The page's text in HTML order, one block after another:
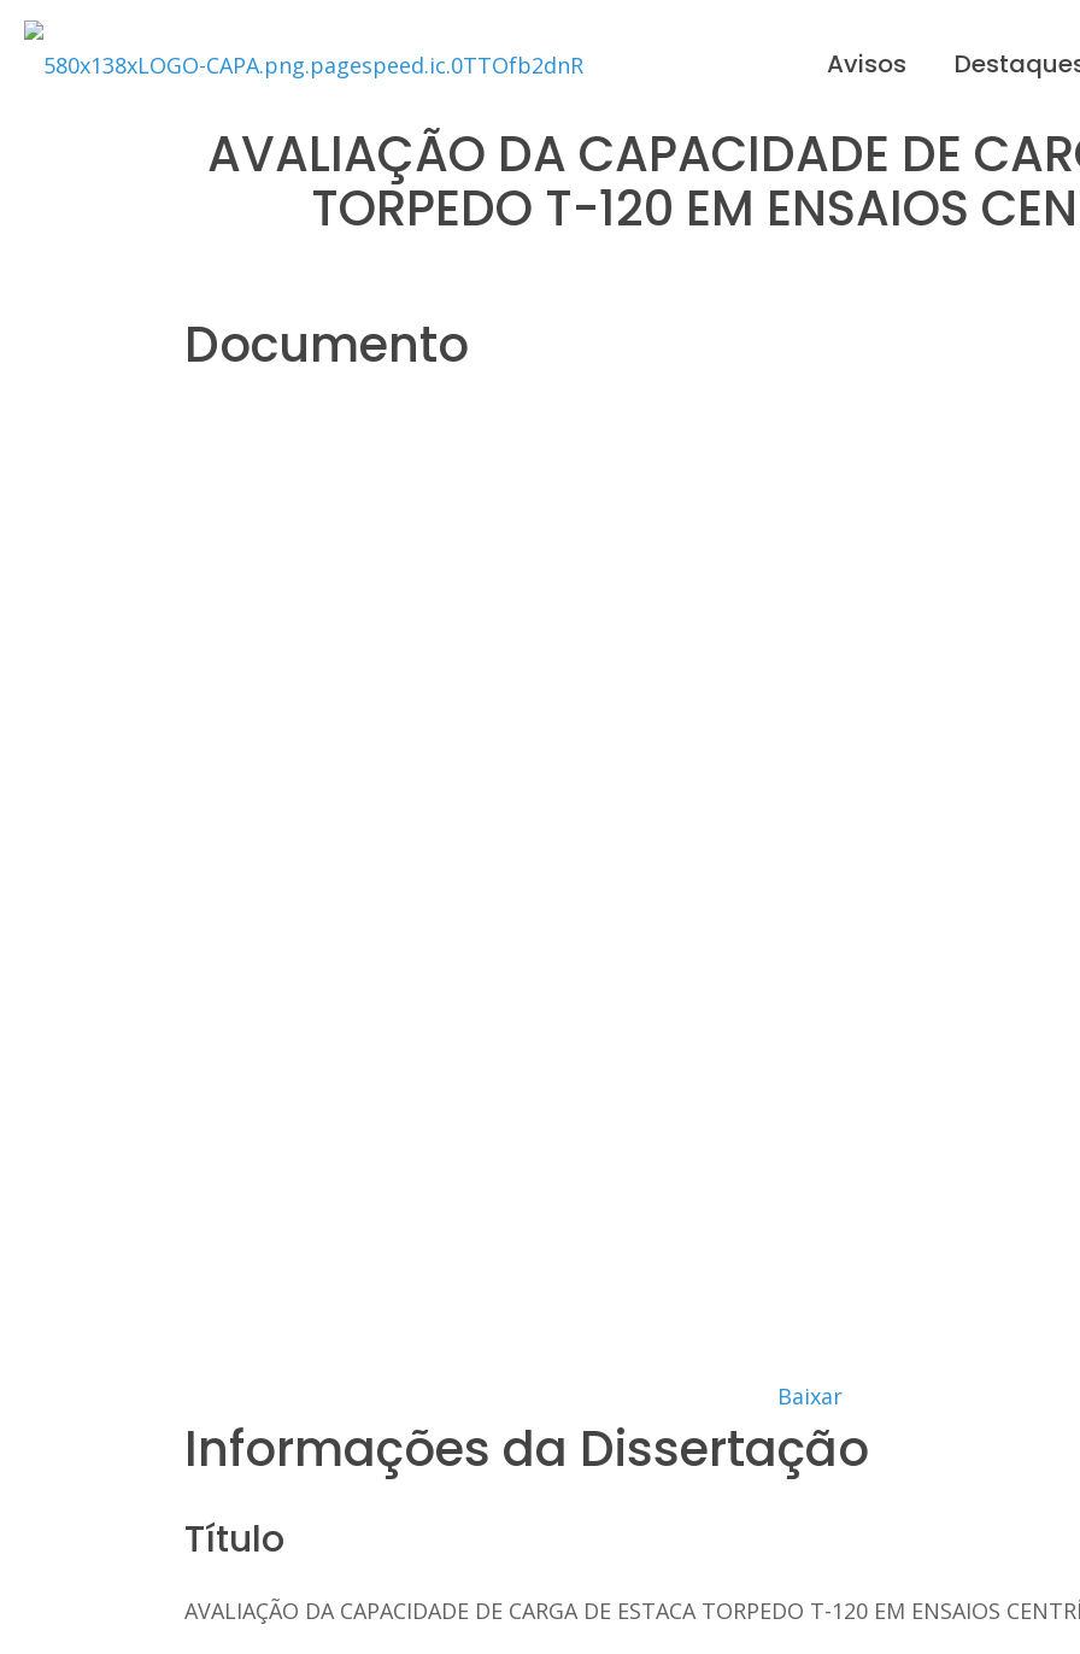
Avisos
AVALIAÇÃO DA CAPACIDADE DE
TORPEDO T-120 EM ENSAIOS
Documento
Baixar
Informações da Dissertação
Título
AVALIAÇÃO DA CAPACIDADE DE CARGA DE ESTACA TORPEDO T-120 EM ENSAIOS